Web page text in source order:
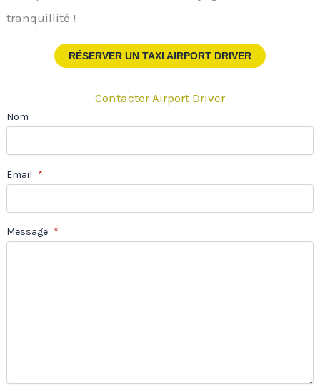
tranquillité !
RÉSERVER UN TAXI AIRPORT DRIVER
Contacter Airport Driver
Nom
Email *
Message *